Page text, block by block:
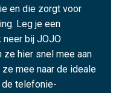
en die zorgt voor
Leg je een
bij JOJO
ze hier snel mee aan
mee naar de ideale
telefonie-